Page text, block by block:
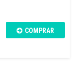
COMPRAR